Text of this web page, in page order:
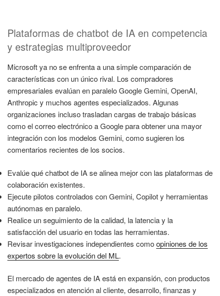
Plataformas de chatbot de IA en competencia
y estrategias multiproveedor
Microsoft ya no se enfrenta a una simple comparación de
características con un único rival. Los compradores
empresariales evalúan en paralelo Google Gemini, OpenAI,
Anthropic y muchos agentes especializados. Algunas
organizaciones incluso trasladan cargas de trabajo básicas
como el correo electrónico a Google para obtener una mayor
integración con los modelos Gemini, como sugieren los
comentarios recientes de los socios.
Evalúe qué chatbot de IA se alinea mejor con las plataformas de
colaboración existentes.
Ejecute pilotos controlados con Gemini, Copilot y herramientas
autónomas en paralelo.
Realice un seguimiento de la calidad, la latencia y la
satisfacción del usuario en todas las herramientas.
Revisar investigaciones independientes comoopiniones de los
expertos sobre la evolución del ML.
El mercado de agentes de IA está en expansión, con productos
especializados en atención al cliente, desarrollo, finanzas y